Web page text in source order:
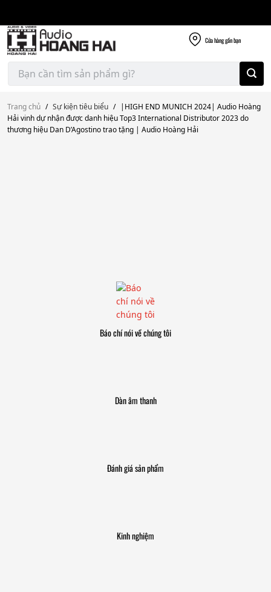
content
Cửa hànggần bạn
Tìm
kiếm:
Trang chủ / Sự kiện tiêu biểu / |HIGH END MUNICH 2024| Audio Hoàng
Hải vinh dự nhận được danh hiệu Top3 International Distributor 2023 do
thương hiệu Dan D’Agostino trao tặng | Audio Hoàng Hải
Báo chí nói về chúng tôi
Dàn âm thanh
Đánh giá sản phẩm
Kinh nghiệm